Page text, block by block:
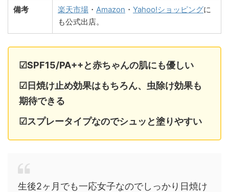
備考 楽天市場 ・ Amazon ・ Yahoo!ショッピングに
も公式出店。
☑SPF15/PA++と赤ちゃんの肌にも優しい
☑日焼け止め効果はもちろん、虫除け効果も
期待できる
☑スプレータイプなのでシュッと塗りやすい
生後2ヶ月でも一応女子なのでしっかり日焼け